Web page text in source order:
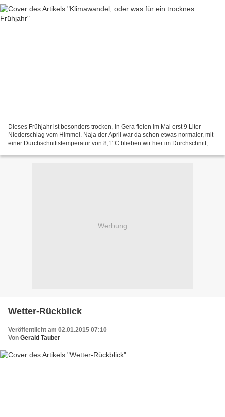
Dieses Frühjahr ist besonders trocken, in Gera fielen im Mai erst 9 Liter
Niederschlag vom Himmel. Naja der April war da schon etwas normaler, mit
einer Durchschnittstemperatur von 8,1°C blieben wir hier im Durchschnitt,
Werbung
Wetter-Rückblick
Veröffentlicht am 02.01.2015 07:10
Von Gerald Tauber